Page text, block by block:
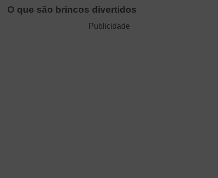
O que são brincos divertidos
Publicidade